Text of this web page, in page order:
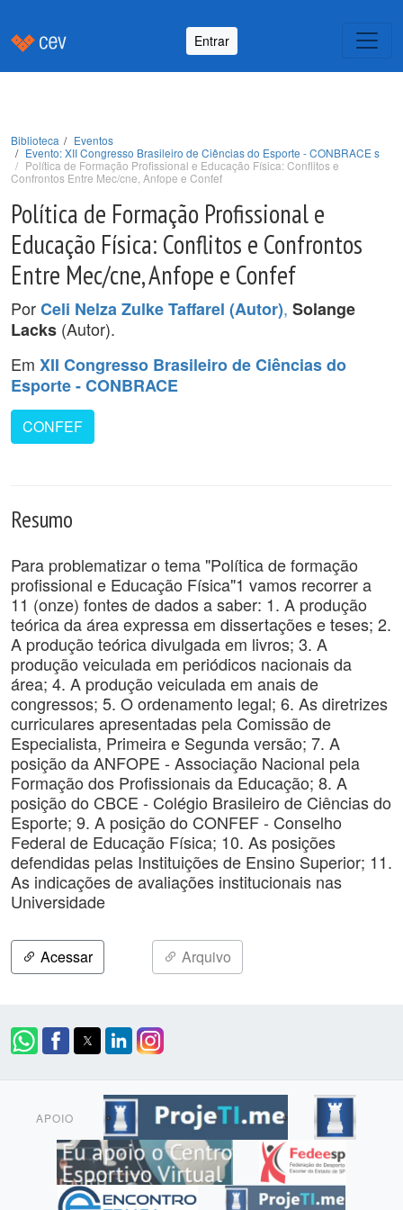
Entrar
Biblioteca
Eventos
Evento: XII Congresso Brasileiro de Ciências do Esporte - CONBRACE s
Política de Formação Profissional e Educação Física: Conflitos e
Confrontos Entre Mec/cne, Anfope e Confef
Política de Formação Profissional e
Educação Física: Conflitos e Confrontos
Entre Mec/cne, Anfope e Confef
PorCeli Nelza Zulke Taffarel (Autor), Solange
Lacks (Autor).
Em XII Congresso Brasileiro de Ciências do
Esporte - CONBRACE
CONFEF
Resumo
Para problematizar o tema "Política de formação
profissional e Educação Física"1 vamos recorrer a
11 (onze) fontes de dados a saber: 1. A produção
teórica da área expressa em dissertações e teses; 2.
A produção teórica divulgada em livros; 3. A
produção veiculada em periódicos nacionais da
área; 4. A produção veiculada em anais de
congressos; 5. O ordenamento legal; 6. As diretrizes
curriculares apresentadas pela Comissão de
Especialista, Primeira e Segunda versão; 7. A
posição da ANFOPE - Associação Nacional pela
Formação dos Profissionais da Educação; 8. A
posição do CBCE - Colégio Brasileiro de Ciências do
Esporte; 9. A posição do CONFEF - Conselho
Federal de Educação Física; 10. As posições
defendidas pelas Instituições de Ensino Superior; 11.
As indicações de avaliações institucionais nas
Universidade
Acessar Arquivo
APOIO